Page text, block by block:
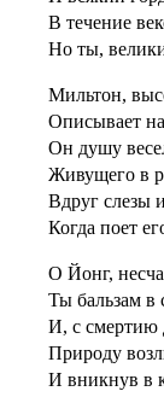
В течение
Но ты,
Мильтон,
Описывает
Он душу
Живущего в
Вдруг слезы
Когда поет
О Йонг,
Ты бальзам в
И, с смертию
Природу
И вникнув в